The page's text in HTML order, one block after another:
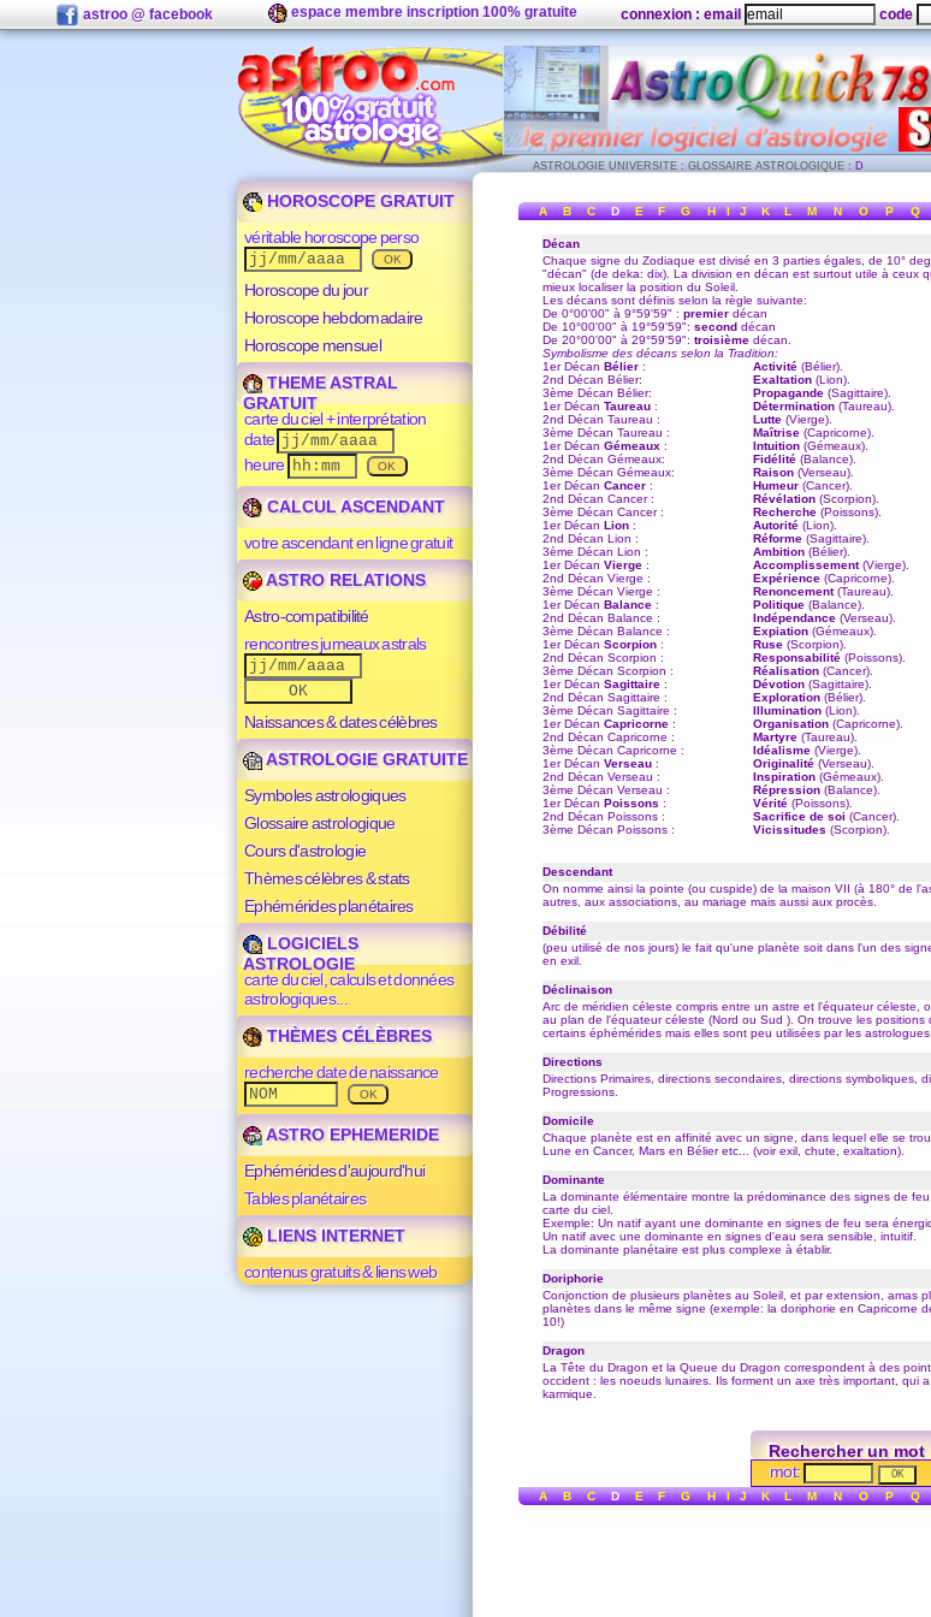
astroo @ facebook espace membre inscription 100% gratuite connexion : email code
ASTROLOGIE UNIVERSITE : GLOSSAIRE ASTROLOGIQUE : D
HOROSCOPE GRATUIT
véritable horoscope perso
Horoscope du jour
Horoscope hebdomadaire
Horoscope mensuel
THEME ASTRAL
GRATUIT
carte du ciel + interprétation
date
heure
CALCUL ASCENDANT
votre ascendant en ligne gratuit
ASTRO RELATIONS
Astro-compatibilité
rencontres jumeaux astrals
Naissances & dates célèbres
ASTROLOGIE GRATUITE
Symboles astrologiques
Glossaire astrologique
Cours d'astrologie
Thèmes célèbres & stats
Ephémérides planétaires
LOGICIELS
ASTROLOGIE
carte du ciel, calculs et données
astrologiques...
THÈMES CÉLÈBRES
recherche date de naissance
ASTRO EPHEMERIDE
Ephémérides d'aujourd'hui
Tables planétaires
LIENS INTERNET
contenus gratuits & liens web
A B C D E F G H I J K L M N O P Q
Décan
Chaque signe du Zodiaque est divisé en 3 parties égales, de 10°
"décan" (de deka: dix). La division en décan est surtout utile à ceux
mieux localiser la position du Soleil.
Les décans sont définis selon la règle suivante:
De 0°00'00" à 9°59'59" : premier décan
De 10°00'00" à 19°59'59": second décan
De 20°00'00" à 29°59'59": troisième décan.
Symbolisme des décans selon la Tradition:
1er Décan Bélier :
2nd Décan Bélier:
3ème Décan Bélier:
1er Décan Taureau :
2nd Décan Taureau :
3ème Décan Taureau :
1er Décan Gémeaux :
2nd Décan Gémeaux:
3ème Décan Gémeaux:
1er Décan Cancer :
2nd Décan Cancer:
3ème Décan Cancer:
1er Décan Lion :
2nd Décan Lion :
3ème Décan Lion :
1er Décan Vierge :
2nd Décan Vierge :
3ème Décan Vierge :
1er Décan Balance :
2nd Décan Balance :
3ème Décan Balance :
1er Décan Scorpion :
2nd Décan Scorpion :
3ème Décan Scorpion :
1er Décan Sagittaire :
2nd Décan Sagittaire :
3ème Décan Sagittaire :
1er Décan Capricorne :
2nd Décan Capricorne :
3ème Décan Capricorne :
1er Décan Verseau :
2nd Décan Verseau :
3ème Décan Verseau :
1er Décan Poissons :
2nd Décan Poissons :
3ème Décan Poissons :
Activité (Bélier).
Exaltation (Lion).
Propagande (Sagittaire).
Détermination (Taureau).
Lutte (Vierge).
Maîtrise (Capricorne).
Intuition (Gémeaux).
Fidélité (Balance).
Raison (Verseau).
Humeur (Cancer).
Révélation (Scorpion).
Recherche (Poissons).
Autorité (Lion).
Réforme (Sagittaire).
Ambition (Bélier).
Accomplissement(Vierge).
Expérience (Capricorne).
Renoncement(Taureau).
Politique (Balance).
Indépendance (Verseau).
Expiation (Gémeaux).
Ruse (Scorpion).
Responsabilité (Poissons).
Réalisation (Cancer).
Dévotion (Sagittaire).
Exploration (Bélier).
Illumination (Lion).
Organisation (Capricorne).
Martyre (Taureau).
Idéalisme (Vierge).
Originalité (Verseau).
Inspiration (Gémeaux).
Répression (Balance).
Vérité (Poissons).
Sacrifice de soi (Cancer).
Vicissitudes (Scorpion).
Descendant
On nomme ainsi la pointe (ou cuspide) de la maison VII (à 180° de
autres, aux associations, au mariage mais aussi aux procès.
Débilité
(peu utilisé de nos jours) le fait qu'une planète soit dans l'un des
en exil
Déclinaison
Arc de méridien céleste compris entre un astre et l'équateur céleste,
au plan de l'équateur céleste (Nord ou Sud ). On trouve les
certains éphémérides mais elles sont peu utilisées par les astrologues.
Directions
Directions Primaires, directions secondaires, directions symboliques,
Progressions
Domicile
Chaque planète est en affinité avec un signe, dans lequel elle se
Lune en Cancer, Mars en Bélieretc... (voirexil chute exaltation).
Dominante
La dominante élémentaire montre la prédominance des signes de feu
carte du ciel
Exemple: Un natif ayant une dominante en signes de feu sera
Un natif avec une dominante en signes d'eau sera sensible, intuitif.
La dominante planétaire est plus complexe à établir.
Doriphorie
Conjonction de plusieurs planètes au Soleil, et par extension, amas
planètes dans le même signe (exemple: la doriphorie en Capricorne
10!)
Dragon
La Tête du Dragon et la Queue du Dragon correspondent à des
occident : les noeuds lunaires . Ils forment un axe très important, qui
karmique.
Rechercher un mot
mot:
A B C D E F G H I J K L M N O P Q